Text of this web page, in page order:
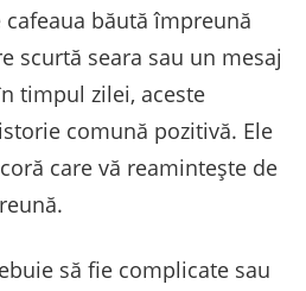
băută împreună
scurtă seara sau un mesaj
timpul zilei, aceste
comună pozitivă. Ele
care vă reamintește de
să fie complicate sau